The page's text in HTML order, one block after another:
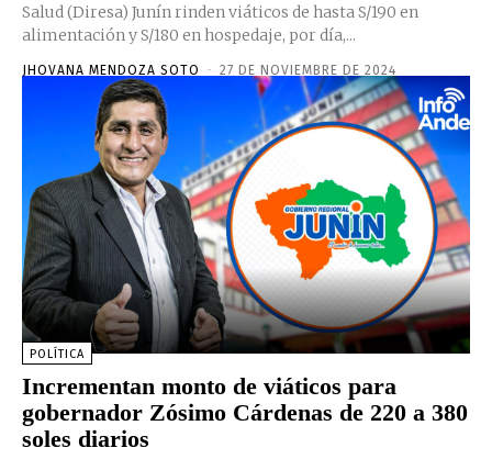
Salud (Diresa) Junín rinden viáticos de hasta S/190 en
alimentación y S/180 en hospedaje, por día,...
JHOVANA MENDOZA SOTO - 27 DE NOVIEMBRE DE 2024
POLÍTICA
Incrementan monto de viáticos para
gobernador Zósimo Cárdenas de 220 a 380
soles diarios